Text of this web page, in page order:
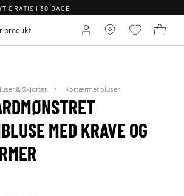
GRATIS I 30 DAGE
& Skjorter Kortærmet bluser
MED KRAVE OG